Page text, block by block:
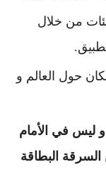
من خلال
حول العالم و
و ليس في الأمام
السرقة البطاقة